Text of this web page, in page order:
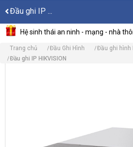
Đầu ghi IP ...
Hệ sinh thái an ninh - mạng - nhà
Trang chủ Đầu Ghi Hình
Đầu ghi hình
Đầu ghi IP HIKVISION